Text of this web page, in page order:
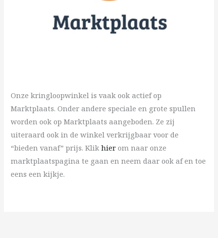
Onze kringloopwinkel is vaak ook actief op
Marktplaats. Onder andere speciale en grote spullen
worden ook op Marktplaats aangeboden. Ze zij
uiteraard ook in de winkel verkrijgbaar voor de
“bieden vanaf” prijs. Klikhier om naar onze
marktplaatspagina te gaan en neem daar ook af en toe
eens een kijkje.